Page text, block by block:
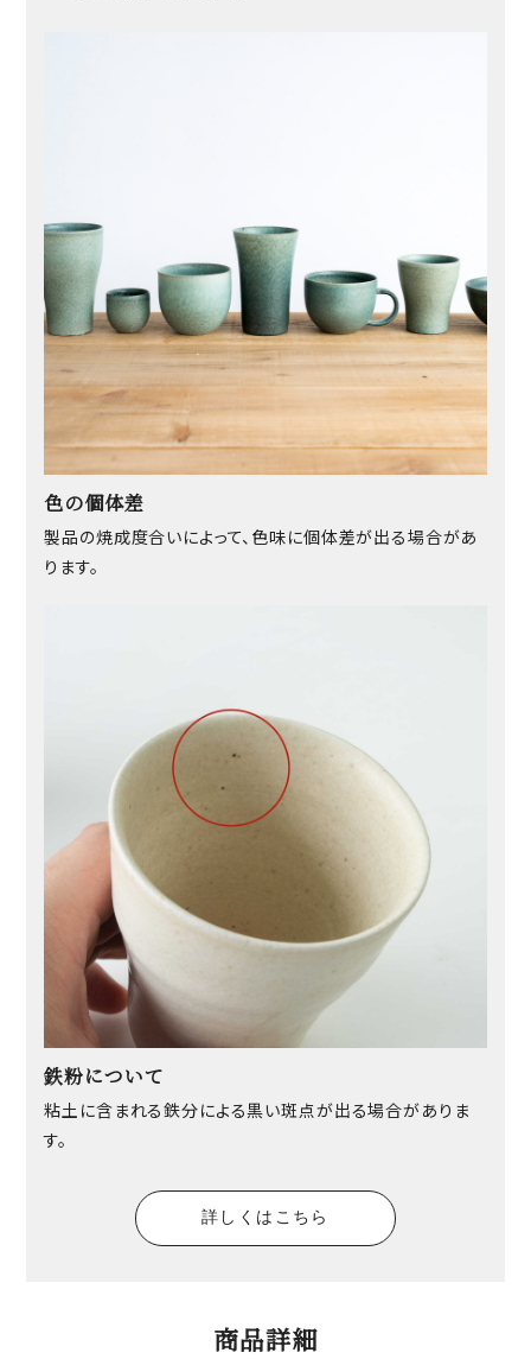
色の個体差
製品の焼成度合いによって、色味に個体差が出る場合があ
ります。
鉄粉について
粘土に含まれる鉄分による黒い斑点が出る場合がありま
す。
詳しくはこちら
商品詳細